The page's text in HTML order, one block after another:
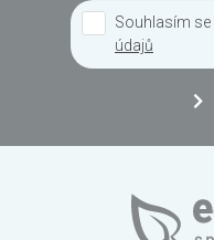
Souhlasím se
údajů